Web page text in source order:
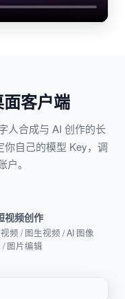
客户端
人合成与 AI 创作的长
你自己的模型 Key，调
。
视频创作
频 / 图生视频 / AI 图像
/ 图片编辑